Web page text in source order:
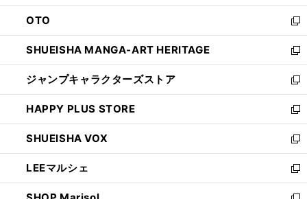
ウ
で
開
く
ン
ド
ウ
で
開
く
OTO
新
し
い
ウ
ィ
ン
ド
ウ
で
開
く
SHUEISHA MANGA-ART HERITAGE
新
し
い
ウ
ィ
ン
ド
ウ
で
開
ジャンプキャラクターズストア
新
し
い
ウ
ィ
ン
ド
ウ
HAPPY PLUS STORE
新
し
い
ウ
ィ
ン
SHUEISHA VOX
新
し
い
ウ
LEEマルシェ
新
し